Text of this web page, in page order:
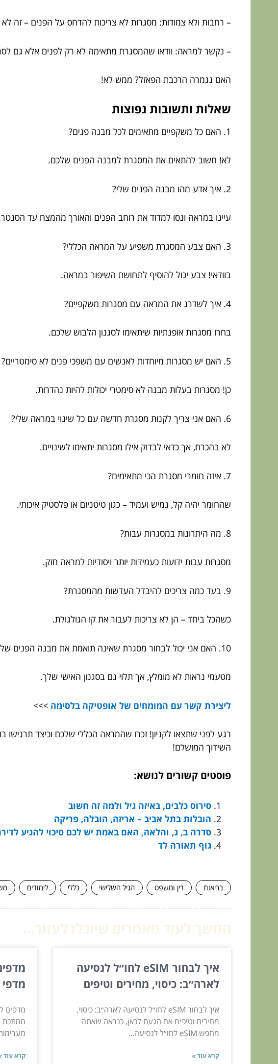
– רחבות ולא צמודות: מסגרות לא צריכות להדחס על הפנים – זה לא
– נקשר למראה: וודאו שהמסגרת מתאימה לא רק לפנים אלא גם
האם נגמרה הרכבת הפאזל? ממש לא!
שאלות ותשובות נפוצות
1. האם כל משקפיים מתאימים לכל מבנה פנים?
לא! חשוב להתאים את המסגרת למבנה הפנים שלכם.
2. איך אדע מהו מבנה הפנים שלי?
עיינו במראה ונסו למדוד את רוחב הפנים והאורך מהמצח עד
3. האם צבע המסגרת משפיע על המראה הכללי?
בוודאי! צבע יכול להוסיף לתחושת השיפור במראה.
4. איך לשדרג את המראה עם מסגרות משקפיים?
בחרו מסגרות אופנתיות שיתאימו לסגנון הלבוש שלכם.
5. האם יש מסגרות מיוחדות לאנשים עם משפכי פנים לא סימטריים?
כן! מסגרות בעלות מבנה לא סימטרי יכולות להיות נהדרות.
6. האם אני צריך לקנות מסגרת חדשה עם כל שינוי במראה שלי?
לא בהכרח, אך כדאי לבדוק אילו מסגרות יתאימו לשינויים.
7. איזה חומרי מסגרת הכי מתאימים?
שהחומר יהיה קל, גמיש ועמיד – כגון טיטניום או פלסטיק איכותי.
8. מה היתרונות במסגרות עבות?
מסגרות עבות ידועות כעמידות יותר ויסודיות למראה חזק.
9. בעד כמה צריכים להיבדל העדשות מהמסגרת?
כשהכל ביחד – הן לא צריכות לעבור את קו הגולגולת.
10. האם אני יכול לבחור מסגרת שאינה תואמת את מבנה הפנים שלי?
מטעמי נראות לא מומלץ, אך תלוי גם בסגנון האישי שלך.
ליצירת קשר עם המומחים של אופטיקה בלסימה >>>
רגע לפני שתצאו לקניון! זכרו שהמראה הכללי שלכם וכיצד
השידוך המושלם!
פוסטים קשורים לנושא:
סירוס כלבים, באיזה גיל ולמה זה חשוב
הובלות בתל אביב – אריזה, הובלה, פריקה
סדרה ב, ג, והלאה, האם באמת יש לכם סיכוי להגיע
גוף תאורה לד
בריאות דין ומשפט הגיל השלישי כללי לימודים
איך לבחור eSIM לחו״ל לנסיעה
לארה״ב: כיסוי, מחירים וטיפים
איך לבחור eSIM לחו״ל לנסיעה לארה״ב: כיסוי,
מחירים וטיפים אם הגעת לכאן, כנראה שאתה
מחפש eSIM לחו״ל לנסיעה...
קרא עוד »
מדפים
ממתכת
קרא עוד